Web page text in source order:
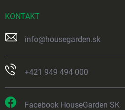
KONTAKT
info@housegarden.sk
+421 949 494 000
Facebook HouseGarden SK